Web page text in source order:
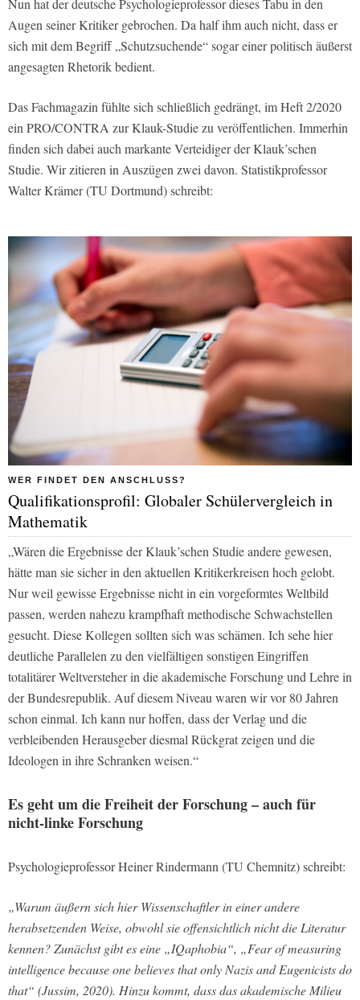
Augen seiner Kritiker gebrochen. Da half ihm auch nicht, dass er
sich mit dem Begriff „Schutzsuchende“ sogar einer politisch äußerst
angesagten Rhetorik bedient.
Das Fachmagazin fühlte sich schließlich gedrängt, im Heft 2/2020
ein PRO/CONTRA zur Klauk-Studie zu veröffentlichen. Immerhin
finden sich dabei auch markante Verteidiger der Klauk’schen
Studie. Wir zitieren in Auszügen zwei davon. Statistikprofessor
Walter Krämer (TU Dortmund) schreibt:
WER FINDET DEN ANSCHLUSS?
Qualifikationsprofil: Globaler Schülervergleich in
Mathematik
„Wären die Ergebnisse der Klauk’schen Studie andere gewesen,
hätte man sie sicher in den aktuellen Kritikerkreisen hoch gelobt.
Nur weil gewisse Ergebnisse nicht in ein vorgeformtes Weltbild
passen, werden nahezu krampfhaft methodische Schwachstellen
gesucht. Diese Kollegen sollten sich was schämen. Ich sehe hier
deutliche Parallelen zu den vielfältigen sonstigen Eingriffen
totalitärer Weltversteher in die akademische Forschung und Lehre in
der Bundesrepublik. Auf diesem Niveau waren wir vor 80 Jahren
schon einmal. Ich kann nur hoffen, dass der Verlag und die
verbleibenden Herausgeber diesmal Rückgrat zeigen und die
Ideologen in ihre Schranken weisen.“
Es geht um die Freiheit der Forschung – auch für
nicht-linke Forschung
Psychologieprofessor Heiner Rindermann (TU Chemnitz) schreibt:
„Warum äußern sich hier Wissenschaftler in einer andere
herabsetzenden Weise, obwohl sie offensichtlich nicht die Literatur
kennen? Zunächst gibt es eine „IQaphobia“, „Fear of measuring
intelligence because one believes that only Nazis and Eugenicists do
that“ (Jussim, 2020). Hinzu kommt, dass das akademische Milieu